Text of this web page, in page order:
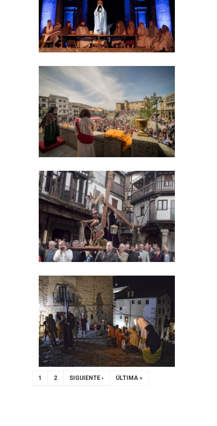
Paginación
PÁGINA
1 PAGE
2
SIGUIENTE
SIGUIENTE ›
ÚLTIMA
ÚLTIMA »